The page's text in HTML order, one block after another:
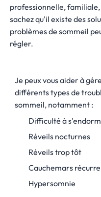
professionnelle,
sachez qu'il existe des
problèmes de sommeil
régler.
Je peux vous aider à
différents types de
sommeil, notamment :
Difficulté à
Réveils nocturnes
Réveils trop tôt
Cauchemars
Hypersomnie